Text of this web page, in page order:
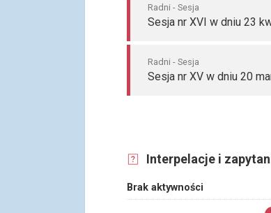
Radni - Sesja
Sesja nr XVI w dniu 23
Radni - Sesja
Sesja nr XV w dniu 20
Interpelacje i
Brak aktywności